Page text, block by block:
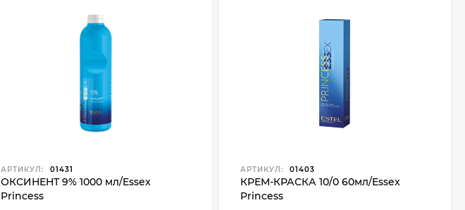
АРТИКУЛ: 01431
ОКСИНЕНТ 9% 1000 мл/Essex
Princess
АРТИКУЛ: 01403
КРЕМ-КРАСКА 10/0 60мл/Essex
Princess